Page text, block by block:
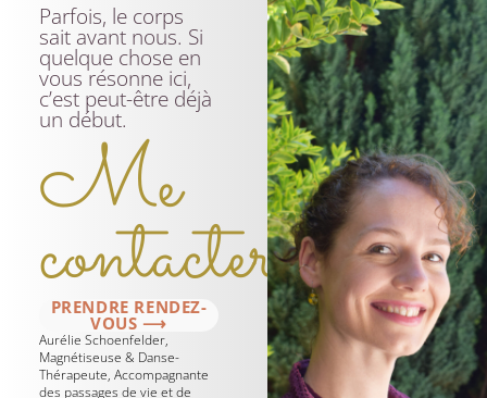
Parfois, le corps
sait avant nous. Si
quelque chose en
vous résonne ici,
c’est peut-être déjà
un début.
Me
contacter
PRENDRE RENDEZ-
VOUS ⟶
Aurélie Schoenfelder,
Magnétiseuse & Danse-
Thérapeute, Accompagnante
des passages de vie et de